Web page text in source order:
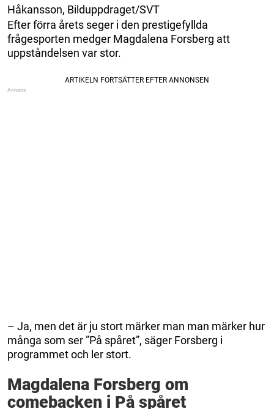
Håkansson, Bilduppdraget/SVT
Efter förra årets seger i den prestigefyllda
frågesporten medger Magdalena Forsberg att
uppståndelsen var stor.
– Ja, men det är ju stort märker man man märker hur
många som ser ”På spåret”, säger Forsberg i
programmet och ler stort.
Magdalena Forsberg om
comebacken i På spåret